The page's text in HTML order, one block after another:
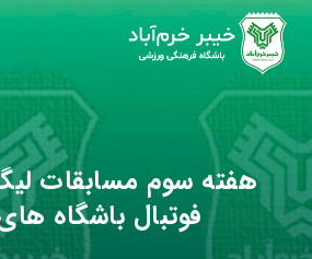
هفته سوم مسابقات
فوتبال باشگاه